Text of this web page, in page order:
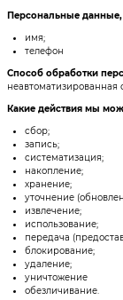
Персональные данные,
имя;
телефон
Способ обработки
неавтоматизированная
Какие действия мы
сбор;
запись;
систематизация;
накопление;
хранение;
уточнение
извлечение;
использование;
передача
блокирование;
удаление;
уничтожение
обезличивание.